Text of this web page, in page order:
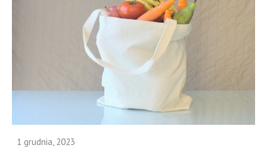
1 grudnia, 2023